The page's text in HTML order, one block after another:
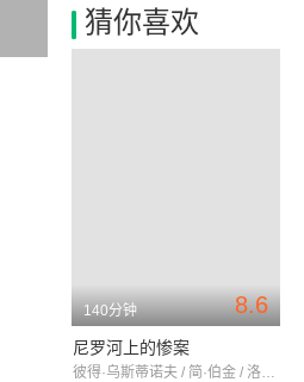
猜你喜欢
8.6
140分钟
尼罗河上的惨案
彼得·乌斯蒂诺夫 / 简·伯金 / 洛伊丝·奇利斯